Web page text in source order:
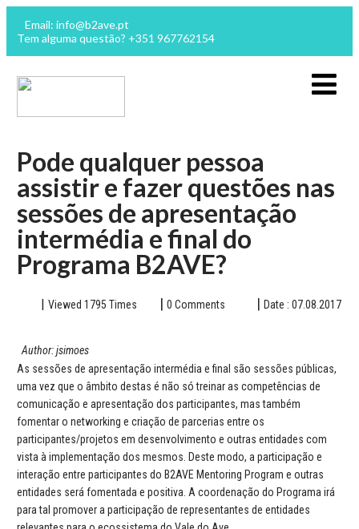
Email: info@b2ave.pt
Tem alguma questão? +351 967762154
Pode qualquer pessoa
assistir e fazer questões nas
sessões de apresentação
intermédia e final do
Programa B2AVE?
Viewed 1795 Times 0 Comments Date : 07.08.2017
Author: jsimoes
As sessões de apresentação intermédia e final são sessões públicas,
uma vez que o âmbito destas é não só treinar as competências de
comunicação e apresentação dos participantes, mas também
fomentar o networking e criação de parcerias entre os
participantes/projetos em desenvolvimento e outras entidades com
vista à implementação dos mesmos. Deste modo, a participação e
interação entre participantes do B2AVE Mentoring Program e outras
entidades será fomentada e positiva. A coordenação do Programa irá
para tal promover a participação de representantes de entidades